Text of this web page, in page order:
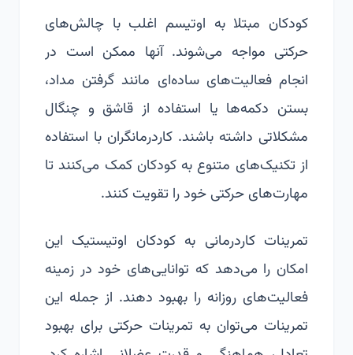
کودکان مبتلا به اوتیسم اغلب با چالش‌های
حرکتی مواجه می‌شوند. آنها ممکن است در
انجام فعالیت‌های ساده‌ای مانند گرفتن مداد،
بستن دکمه‌ها یا استفاده از قاشق و چنگال
مشکلاتی داشته باشند. کاردرمانگران با استفاده
از تکنیک‌های متنوع به کودکان کمک می‌کنند تا
مهارت‌های حرکتی خود را تقویت کنند.
تمرینات کاردرمانی به کودکان اوتیستیک این
امکان را می‌دهد که توانایی‌های خود در زمینه
فعالیت‌های روزانه را بهبود دهند. از جمله این
تمرینات می‌توان به تمرینات حرکتی برای بهبود